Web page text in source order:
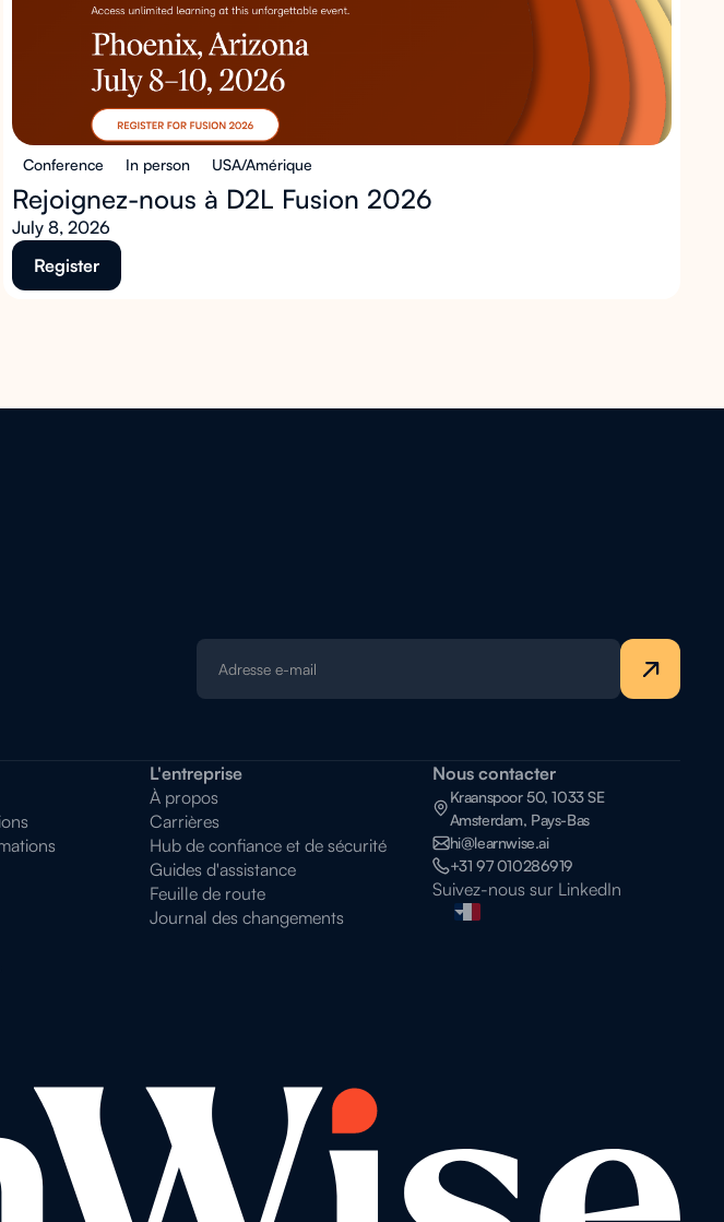
Conference In person USA/Amérique
Rejoignez-nous à D2L Fusion 2026
July 8, 2026
Register
L'entreprise
À propos
Carrières
Hub de confiance et de sécurité
Guides d'assistance
Feuille de route
Journal des changements
Nous contacter
Kraanspoor 50, 1033 SE
Amsterdam, Pays-Bas
hi@learnwise.ai
+31 97 010286919
Suivez-nous sur LinkedIn